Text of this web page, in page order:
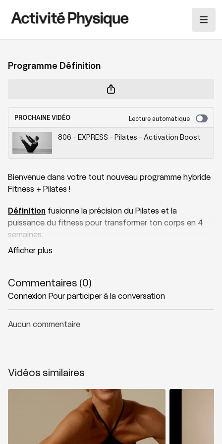
Programme Définition
PROCHAINE VIDÉO Lecture automatique
806 - EXPRESS - Pilates - Activation Boost
Bienvenue dans votre tout nouveau programme hybride
Fitness + Pilates !
Définition fusionne la précision du Pilates et la
puissance du fitness pour transformer ton corps en 4
semaines.
Bas du corps en mode force, haut du corps en mode
Commentaires (0)
Connexion Pour participer à la conversation
Aucun commentaire
Vidéos similaires